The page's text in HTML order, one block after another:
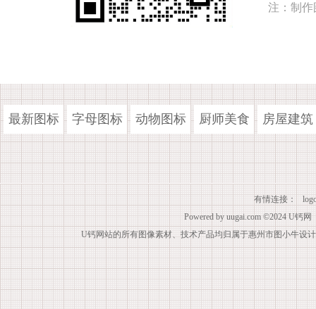
注：制作
最新图标 字母图标 动物图标 厨师美食 房屋建筑
有情连接：
Powered by uugai.com ©2024 U钙网
U钙网站的所有图像素材、技术产品均归属于惠州市图小牛设